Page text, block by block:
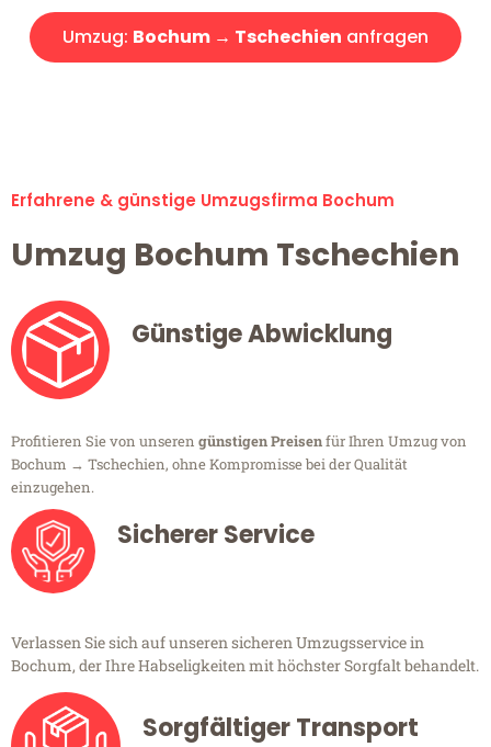
Umzug: Bochum → Tschechien anfragen
Erfahrene & günstige Umzugsfirma Bochum
Umzug Bochum Tschechien
Günstige Abwicklung
Profitieren Sie von unseren günstigen Preisenfür Ihren Umzug von
Bochum → Tschechien, ohne Kompromisse bei der Qualität
einzugehen.
Sicherer Service
Verlassen Sie sich auf unseren sicheren Umzugsservice in
Bochum, der Ihre Habseligkeiten mit höchster Sorgfalt behandelt.
Sorgfältiger Transport